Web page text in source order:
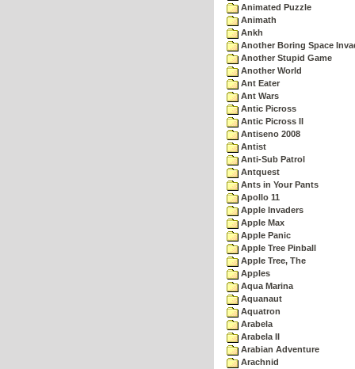
Animated Puzzle
Animath
Ankh
Another Boring Space
Another Stupid Game
Another World
Ant Eater
Ant Wars
Antic Picross
Antic Picross II
Antiseno 2008
Antist
Anti-Sub Patrol
Antquest
Ants in Your Pants
Apollo 11
Apple Invaders
Apple Max
Apple Panic
Apple Tree Pinball
Apple Tree, The
Apples
Aqua Marina
Aquanaut
Aquatron
Arabela
Arabela II
Arabian Adventure
Arachnid